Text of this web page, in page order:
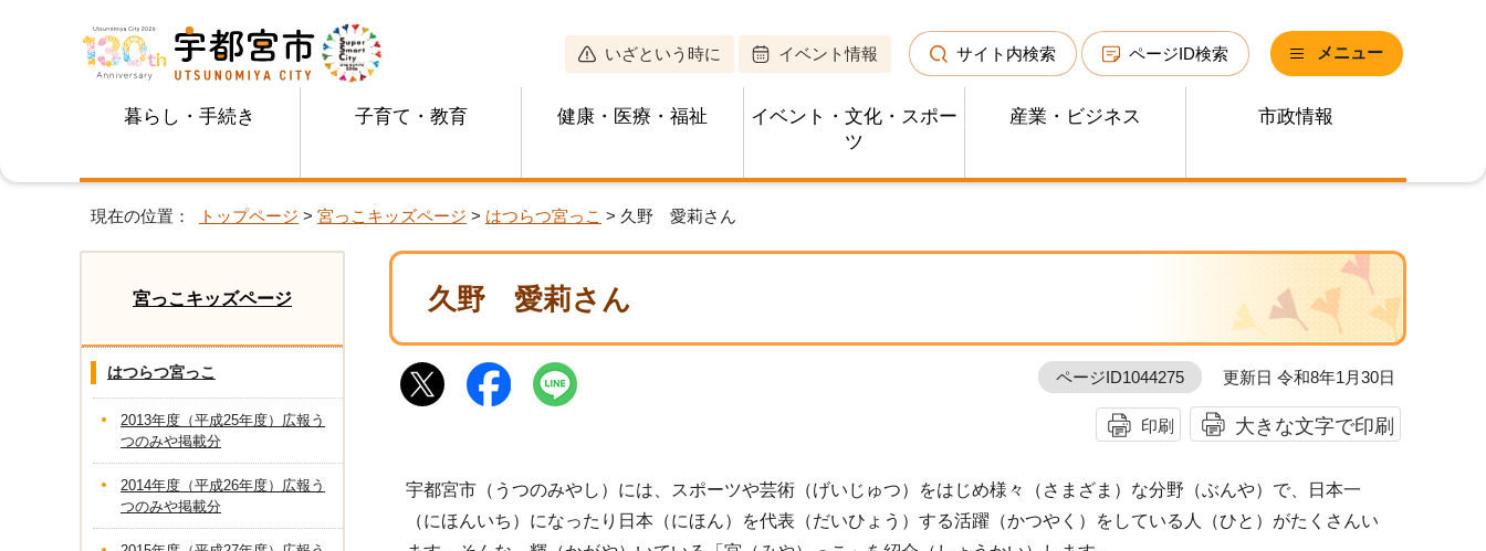
いざという時に イベント情報 サイト内検索 ページID検索 メニュー
暮らし・手続き 子育て・教育 健康・医療・福祉
イベント・文化・スポー
ツ
産業・ビジネス 市政情報
現在の位置： トップページ > 宮っこキッズページ > はつらつ宮っこ > 久野 愛莉さん
久野 愛莉さん
ページID1044275 更新日 令和8年1月30日
印刷 大きな文字で印刷
宇都宮市（うつのみやし）には、スポーツや芸術（げいじゅつ）をはじめ様々（さまざま）な分野（ぶんや）で、日本一
（にほんいち）になったり日本（にほん）を代表（だいひょう）する活躍（かつやく）をしている人（ひと）がたくさんい
宮っこキッズページ
はつらつ宮っこ
2013年度（平成25年度）広報う
つのみや掲載分
2014年度（平成26年度）広報う
つのみや掲載分